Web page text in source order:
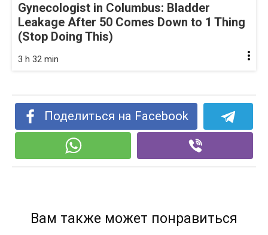
Gynecologist in Columbus: Bladder
Leakage After 50 Comes Down to 1 Thing
(Stop Doing This)
3 h 32 min
Поделиться на Facebook
Вам также может понравиться